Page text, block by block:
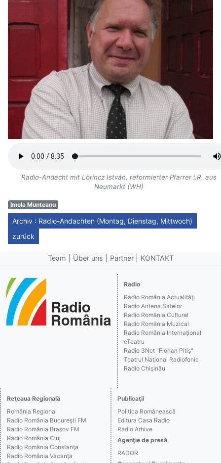
Radio-Andacht mit Lörincz István, reformierter Pfarrer i.R. aus
Neumarkt (WH)
Imola Munteanu
Archiv : Radio-Andachten (Montag, Dienstag, Mittwoch)
zurück
Team Über uns Partner KONTAKT
Radio
Radio România Actualităţi
Radio Antena Satelor
Radio România Cultural
Radio România Muzical
Radio România Internaţional
eTeatru
Radio 3Net "Florian Pitiş"
Teatrul Naţional Radiofonic
Radio Chişinău
Reţeaua Regională
România Regional
Radio România Bucureşti FM
Radio România Braşov FM
Radio România Cluj
Radio România Constanţa
Radio România Vacanţa
Publicaţii
Politica Românească
Editura Casa Radio
Radio Arhive
Agenţie de presă
RADOR